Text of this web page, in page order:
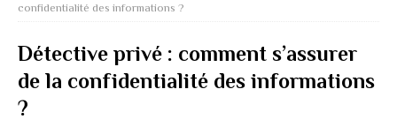
confidentialité des informations ?
Détective privé : comment s’assurer
de la confidentialité des informations
?